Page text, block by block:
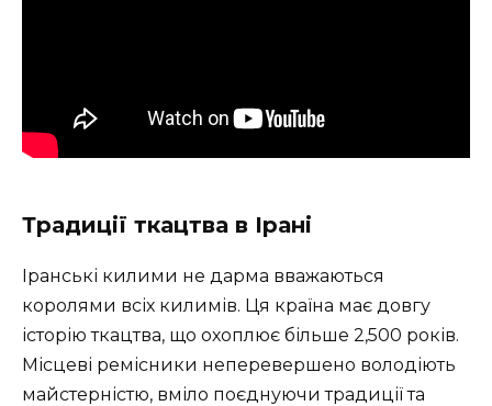
Традиції ткацтва в Ірані
Іранські килими не дарма вважаються
королями всіх килимів. Ця країна має довгу
історію ткацтва, що охоплює більше 2,500 років.
Місцеві ремісники неперевершено володіють
майстерністю, вміло поєднуючи традиції та